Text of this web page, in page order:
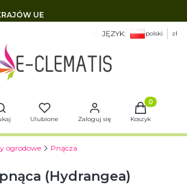
UE
JĘZYK: polski zł
Otwórz wyszukiwarkę
Ulubione Zaloguj się
Produkty
Koszyk
ogrodowe Pnącza
(Hydrangea)